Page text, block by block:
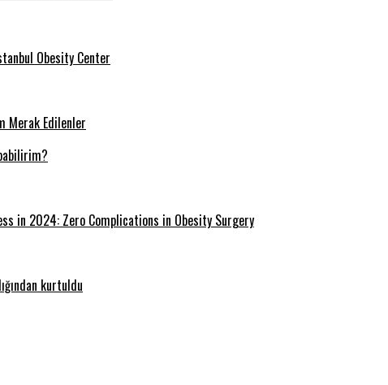
Obesity Center
Merak Edilenler
in 2024: Zero Complications in Obesity Surgery
kurtuldu